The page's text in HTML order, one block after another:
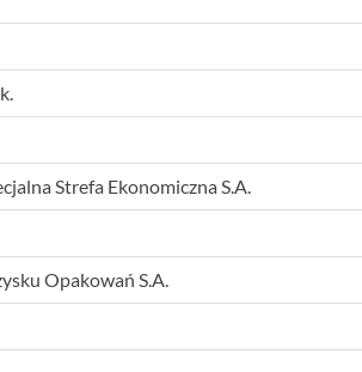
Strefa Ekonomiczna S.A.
Opakowań S.A.